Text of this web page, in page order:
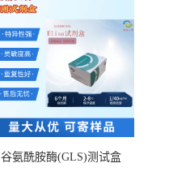
谷氨酰胺酶(GLS)测试盒